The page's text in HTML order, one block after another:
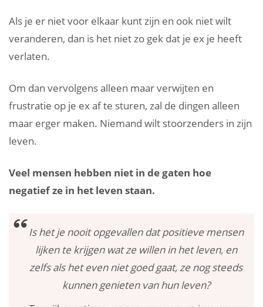
Als je er niet voor elkaar kunt zijn en ook niet wilt
veranderen, dan is het niet zo gek dat je ex je heeft
verlaten.
Om dan vervolgens alleen maar verwijten en
frustratie op je ex af te sturen, zal de dingen alleen
maar erger maken. Niemand wilt stoorzenders in zijn
leven.
Veel mensen hebben niet in de gaten hoe
negatief ze in het leven staan.
Is het je nooit opgevallen dat positieve mensen
lijken te krijgen wat ze willen in het leven, en
zelfs als het even niet goed gaat, ze nog steeds
kunnen genieten van hun leven?